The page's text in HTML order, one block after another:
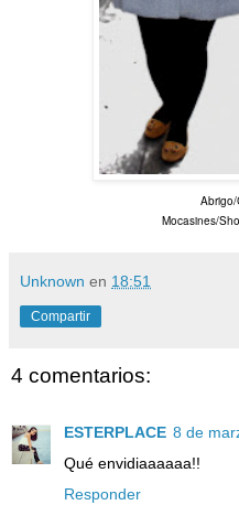
Mocasines/
Unknown en 18:51
Compartir
4 comentarios:
ESTERPLACE 8 de
Qué envidiaaaaaa!!
Responder